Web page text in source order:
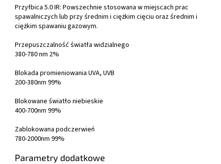
Przyłbica 5.0 IR: Powszechnie stosowana w miejscach prac
spawalniczych lub przy średnim i ciężkim cięciu oraz średnim i
ciężkim spawaniu gazowym.
Przepuszczalność światła widzialnego
380-780 nm 2%
Blokada promieniowania UVA, UVB
200-380nm 99%
Blokowane światło niebieskie
400-700nm 99%
Zablokowana podczerwień
780-2000nm 99%
Parametry dodatkowe